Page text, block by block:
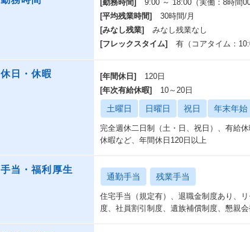
[勤務時間]
9:00 ～ 18:00（実働：8時間
[平均残業時間]
30時間/月
[みなし残業]
みなし残業なし
[フレックスタイム]
有（コアタイム：
休日・休暇 [年間休日]
120日
[年次有給休暇]
10～20日
土曜日 日曜日 祝日 年末年始
完全週休二日制（土・日、祝日）、有給
休暇など、年間休日120日以上
手当・福利厚生
通勤手当 残業手当
住宅手当（規定有）、退職金制度あり、
度、社員割引制度、遺族補償制度、懇親